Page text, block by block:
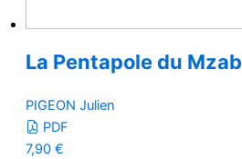
La Pentapole du Mzab
PIGEON Julien
PDF
7,90 €